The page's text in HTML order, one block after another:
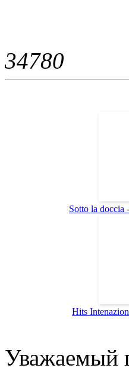
34780
Sotto la doccia
Hits
Уважаемый